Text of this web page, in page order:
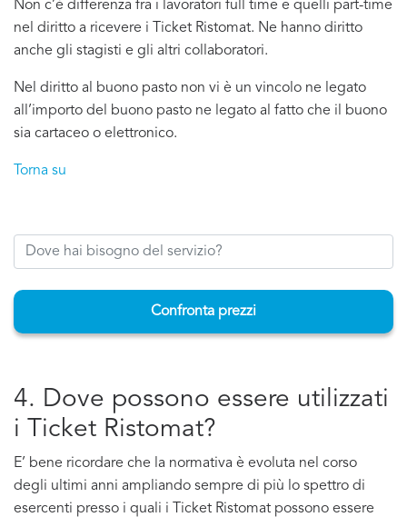
Non c’è differenza fra i lavoratori full time e quelli part-time
nel diritto a ricevere i Ticket Ristomat. Ne hanno diritto
anche gli stagisti e gli altri collaboratori.
Nel diritto al buono pasto non vi è un vincolo ne legato
all’importo del buono pasto ne legato al fatto che il buono
sia cartaceo o elettronico.
Torna su
Confronta prezzi
4. Dove possono essere utilizzati
i Ticket Ristomat?
E’ bene ricordare che la normativa è evoluta nel corso
degli ultimi anni ampliando sempre di più lo spettro di
esercenti presso i quali i Ticket Ristomat possono essere